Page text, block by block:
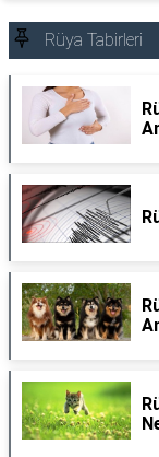
Rüya Tabirleri